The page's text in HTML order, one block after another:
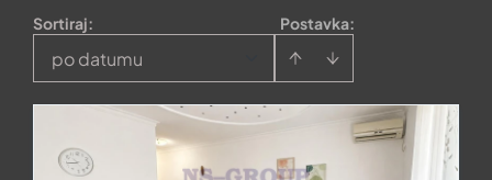
Postavka:
Sortiraj:
po datumu